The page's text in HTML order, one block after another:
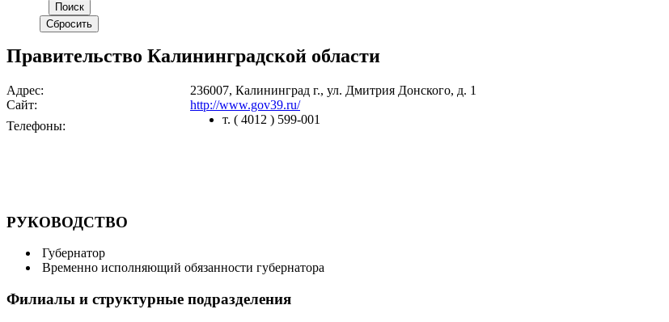
Правительство Калининградской области
Адрес:
236007, Калининград г., ул. Дмитрия Донского, д. 1
Сайт:
http://www.gov39.ru/
Телефоны:
т. ( 4012 ) 599-001
РУКОВОДСТВО
Губернатор
Временно исполняющий обязанности губернатора
Филиалы и структурные подразделения